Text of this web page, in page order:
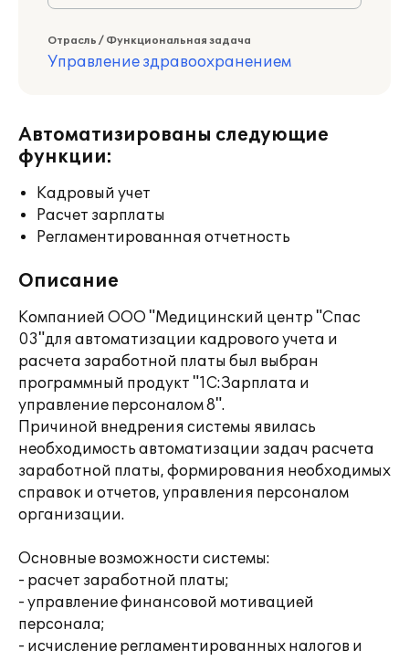
Отрасль / Функциональная задача
Управление здравоохранением
Автоматизированы следующие
функции:
Кадровый учет
Расчет зарплаты
Регламентированная отчетность
Описание
Компанией ООО "Медицинский центр "Спас
03"для автоматизации кадрового учета и
расчета заработной платы был выбран
программный продукт "1С:Зарплата и
управление персоналом 8".
Причиной внедрения системы явилась
необходимость автоматизации задач расчета
заработной платы, формирования необходимых
справок и отчетов, управления персоналом
организации.
Основные возможности системы:
- расчет заработной платы;
- управление финансовой мотивацией
персонала;
- исчисление регламентированных налогов и